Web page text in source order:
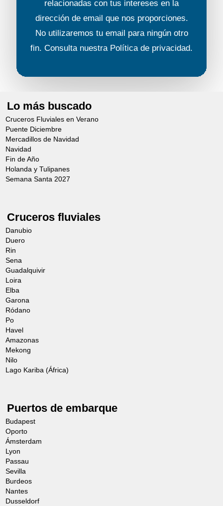
modificaciones.
Los horarios son orientativos.
CAMINATA GOURMET EN VENECIA
Día 3 (Antes del mediodía)
La cocina veneciana es famosa por su
dirigirá al mercado de Rialto (cerrado los
del Gran Canal para degustar los
comen con la punta de los dedos y los
de anillo o de "S", aromatizadas con
vainilla, ron o limón, especialidad de la
relacionadas con tus intereses en la
dirección de email que nos proporciones.
No utilizaremos tu email para ningún otro
fin. Consulta nuestra Política de privacidad.
Lo más buscado
Cruceros Fluviales en Verano
Puente Diciembre
Mercadillos de Navidad
Navidad
Fin de Año
Holanda y Tulipanes
Semana Santa 2027
Cruceros fluviales
Danubio
Duero
Rin
Sena
Guadalquivir
Loira
Elba
Garona
Ródano
Po
Havel
Amazonas
Mekong
Nilo
Lago Kariba (África)
Puertos de embarque
Budapest
Oporto
Ámsterdam
Lyon
Passau
Sevilla
Burdeos
Nantes
Dusseldorf